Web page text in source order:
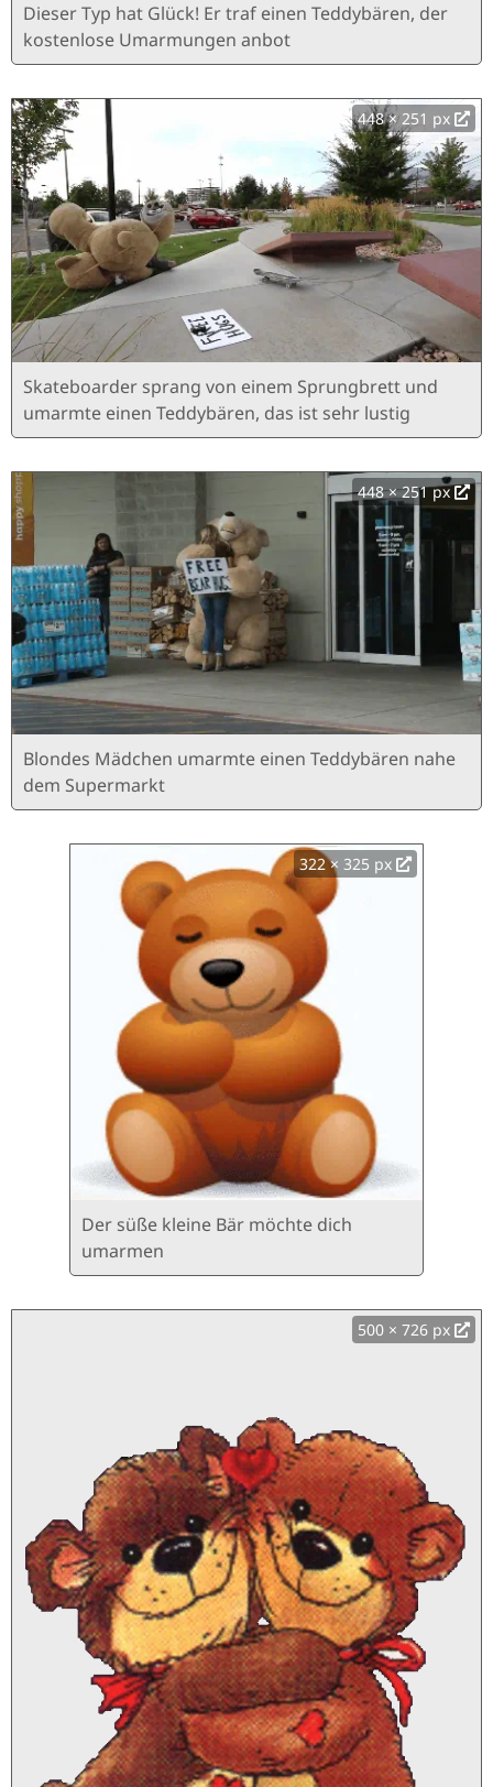
Dieser Typ hat Glück! Er traf einen Teddybären, der
kostenlose Umarmungen anbot
448 × 251 px
Skateboarder sprang von einem Sprungbrett und
umarmte einen Teddybären, das ist sehr lustig
448 × 251 px
Blondes Mädchen umarmte einen Teddybären nahe
dem Supermarkt
322 × 325 px
Der süße kleine Bär möchte dich
umarmen
500 × 726 px